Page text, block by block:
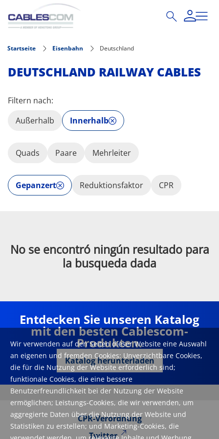
Direkt zum Inhalt
Wir verwenden auf den Seiten dieser Website eine Auswahl
an eigenen und fremden Cookies: Unverzichtbare Cookies,
die für die Nutzung der Website erforderlich sind;
funktionale Cookies, die eine bessere
Benutzerfreundlichkeit bei der Nutzung der Website
ermöglichen; Leistungs-Cookies, die wir verwenden, um
aggregierte Daten über die Nutzung der Website und
Statistiken zu erstellen; und Marketing-Cookies, die
Startseite Eisenbahn Deutschland
DEUTSCHLAND RAILWAY CABLES
Filtern nach:
Außerhalb
Innerhalb
Quads Paare Mehrleiter
Gepanzert Reduktionsfaktor CPR
No se encontró ningún resultado para
la busqueda dada
Entdecken Sie unseren Katalog
mit den besten Cablescom-
Produkten.
Katalog herunterladen
CPR-Verordnung
Twitter